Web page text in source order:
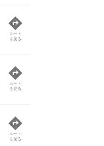
ルート
を見る
ルート
を見る
ルート
を見る